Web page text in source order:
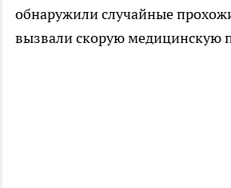
обнаружили случайные
вызвали скорую медицинскую